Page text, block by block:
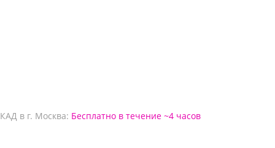
в г. Москва: Бесплатно в течение ~4 часов